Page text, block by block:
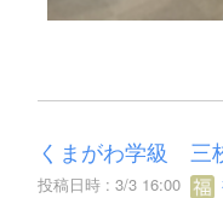
くまがわ学級 三
投稿日時 : 3/3 16:00